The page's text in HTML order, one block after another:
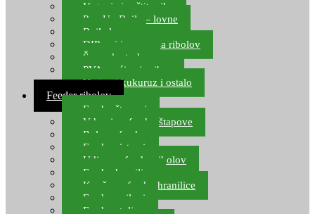
Vaganje i zaštita ribe
Pop Up Boile – lovne
Boile lovne
DIP-ovi i arome za ribolov
Šaranske torbe
PVA vrećice i pribor
Umjetni kukuruz i ostalo
Feeder ribolov
Feeder štapovi
Vrhovi za feeder štapove
Role za feeder
Feeder sistemi
Udice za feeder ribolov
Feeder hranilice
Kopče za feeder hranilice
Feeder najloni
Feeder stolice